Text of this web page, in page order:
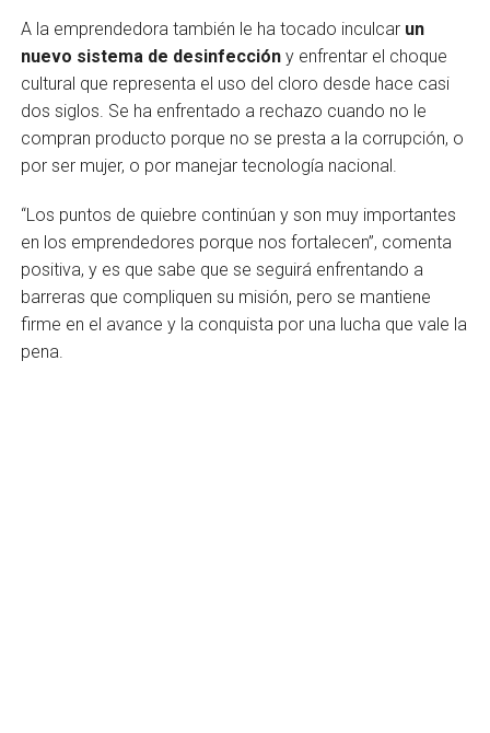
A la emprendedora también le ha tocado inculcar un
nuevo sistema de desinfeccióny enfrentar el choque
cultural que representa el uso del cloro desde hace casi
dos siglos. Se ha enfrentado a rechazo cuando no le
compran producto porque no se presta a la corrupción, o
por ser mujer, o por manejar tecnología nacional.
“Los puntos de quiebre continúan y son muy importantes
en los emprendedores porque nos fortalecen”, comenta
positiva, y es que sabe que se seguirá enfrentando a
barreras que compliquen su misión, pero se mantiene
firme en el avance y la conquista por una lucha que vale la
pena.